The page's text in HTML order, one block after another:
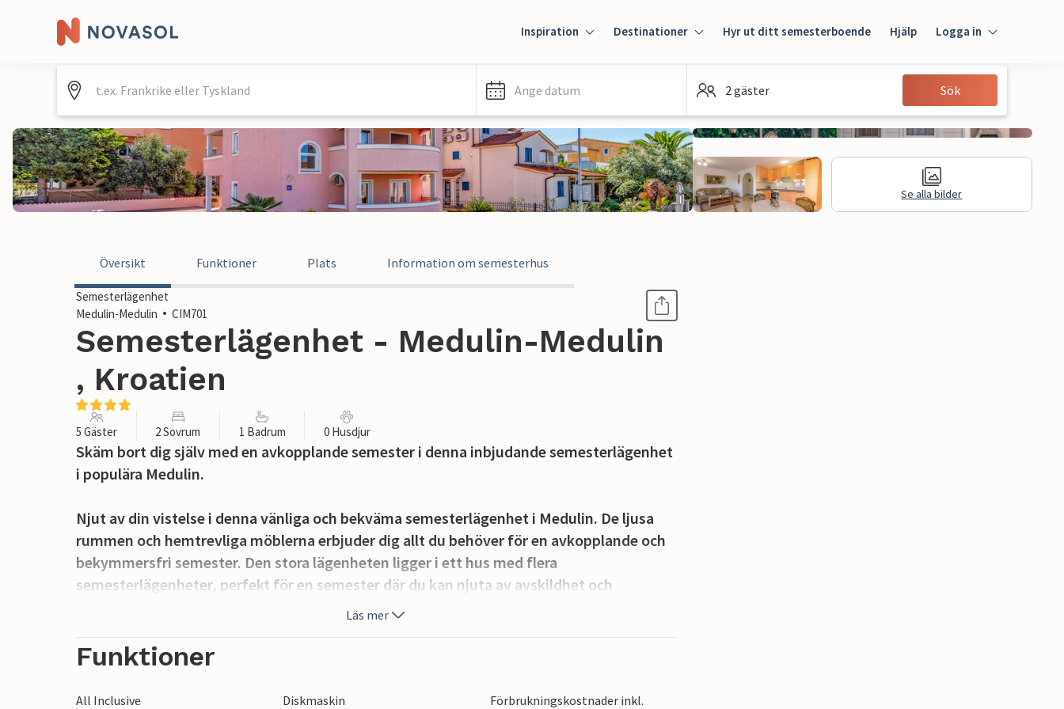
Inspiration Destinationer Hyr ut ditt semesterboende Hjälp Logga in
Gäst
Ange datum 2 gäster Sök
Se alla bilder
Översikt Funktioner Plats Information om semesterhus
Semesterlägenhet
Medulin-Medulin
CIM701
Semesterlägenhet - Medulin-Medulin
, Kroatien
5 Gäster 2 Sovrum 1 Badrum 0 Husdjur
Skäm bort dig själv med en avkopplande semester i denna inbjudande semesterlägenhet
i populära Medulin.
Njut av din vistelse i denna vänliga och bekväma semesterlägenhet i Medulin. De ljusa
rummen och hemtrevliga möblerna erbjuder dig allt du behöver för en avkopplande och
bekymmersfri semester. Den stora lägenheten ligger i ett hus med flera
semesterlägenheter, perfekt för en semester där du kan njuta av avskildhet och
gemytlighet på samma gång. Koppla av på din privata balkong eller använd den
andra gäster.
Medulin är känt för sin pittoreska kustlinje och sina många fritidsaktiviteter. Upptäck de
Läs mer
Funktioner
All Inclusive Diskmaskin
Förbrukningskostnader inkl.